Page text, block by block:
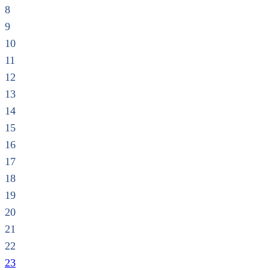
8
9
10
11
12
13
14
15
16
17
18
19
20
21
22
23